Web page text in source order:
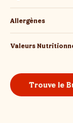
Allergènes
Valeurs
Trouve le